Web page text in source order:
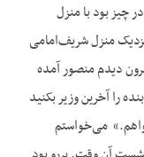
چیز بود با منزل
منزل شریف‌امامی
دیدم منصور آمده
را آخرین وزیر بکنید
می‌خواستم